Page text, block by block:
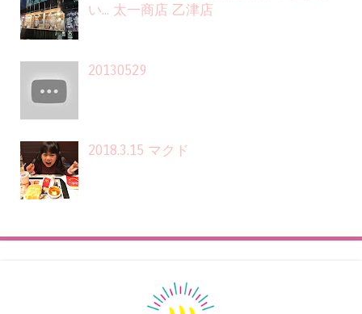
い... 太一商店 乙津店
20130529
2018.3.15 マクド